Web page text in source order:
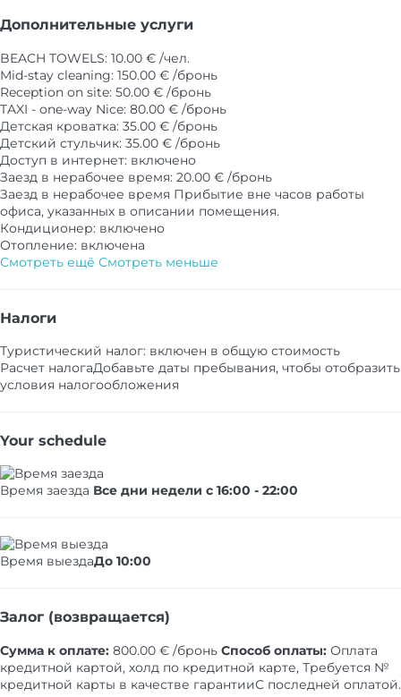
Дополнительные услуги
BEACH TOWELS: 10.00 € /чел.
Mid-stay cleaning: 150.00 € /бронь
Reception on site: 50.00 € /бронь
TAXI - one-way Nice: 80.00 € /бронь
Детская кроватка: 35.00 € /бронь
Детский стульчик: 35.00 € /бронь
Доступ в интернет: включено
Заезд в нерабочее время: 20.00 € /бронь
Заезд в нерабочее время Прибытие вне часов работы
офиса, указанных в описании помещения.
Кондиционер: включено
Отопление: включена
Смотреть ещё Смотреть меньше
Налоги
Туристический налог: включен в общую стоимость
Расчет налогаДобавьте даты пребывания, чтобы отобразить
условия налогообложения
Your schedule
Время заезда Все дни недели с 16:00 - 22:00
Время выездаДо 10:00
Залог (возвращается)
Сумма к оплате: 800.00 € /бронь Способ оплаты: Оплата
кредитной картой, холд по кредитной карте, Требуется №
кредитной карты в качестве гарантии​С последней оплатой.